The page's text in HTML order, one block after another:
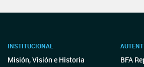
INSTITUCIONAL
Misión, Visión e Historia
BFA